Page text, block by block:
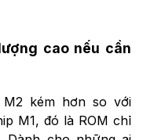
cao nếu cần
kém hơn so với
M1, đó là ROM chỉ